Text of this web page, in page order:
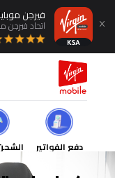
فيرجن
اتحاد
دفع الفواتير